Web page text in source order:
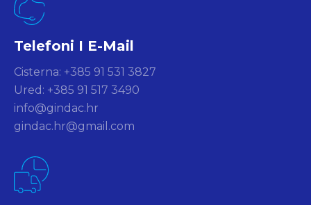
Telefoni I E-Mail
Cisterna: +385 91 531 3827
Ured: +385 91 517 3490
info@gindac.hr
gindac.hr@gmail.com